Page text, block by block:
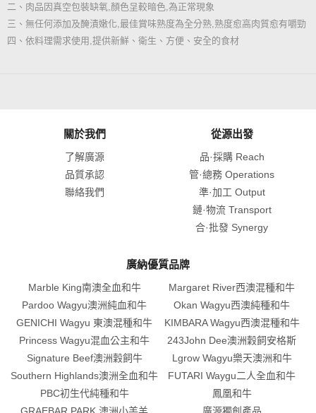
二、肉品因真空包裝缺氧,顏色呈較暗色,為正常現象
三、無任何添加及醃漬嫩化,最佳賞味熟度為全分熟,熟度愈高肉質愈有嚼勁
四、依料理需求使用,提供新鮮、衛生、方便、安全的食材
關於我們
了解廣源
品質承認
聯絡我們
從源出發
品·採購 Reach
管·總務 Operations
準·加工 Output
鏈·物流 Transport
合·批發 Synergy
廣納優質品牌
Marble King南澳全血和牛
Margaret River西澳混種和牛
Pardoo Wagyu澳洲純血和牛
Okan Wagyu西澳純種和牛
GENICHI Wagyu 東澳混種和牛
KIMBARA Wagyu西澳混種和牛
Princess Wagyu混血公主和牛
243John Dee澳洲穀飼安格斯
Signature Beef澳洲穀飼牛
Lgrow Wagyu樂天澳洲和牛
Southern Highlands澳洲全血和牛
FUTARI Waygu二人全血和牛
PBC初生代純種和牛
鳳凰和牛